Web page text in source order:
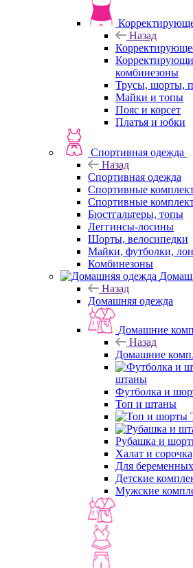
Назад
комбинезоны
Трусы, шорты,
Майки и топы
Пояс и корсет
Платья и юбки
Спортивная одежда
Назад
Спортивная одежда
Спортивные
Спортивные
Бюстгальтеры, топы
Леггинсы-лосины
Шорты, велосипедки
Майки, футболки,
Комбинезоны
Назад
Домашняя одежда
Домашние
Назад
Домашние
штаны
Футболка и
Топ и штаны
Рубашка и
Халат и сорочка
Для
Детские
Мужские